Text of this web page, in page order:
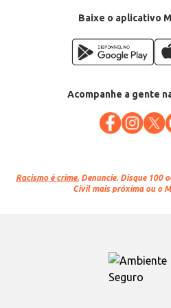
Baixe o aplicativo
Acompanhe a gente
Racismo é crime. Denuncie. Disque 100
Civil mais próxima ou o